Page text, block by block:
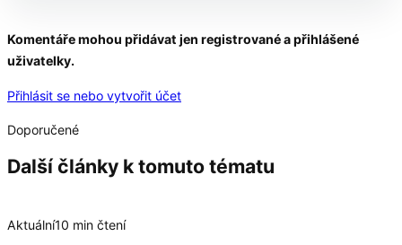
Pokračování článku po kliknutí
Komentáře mohou přidávat jen registrované a přihlášené
uživatelky.
Přihlásit se nebo vytvořit účet
Doporučené
Další články k tomuto tématu
Aktuální10 min čtení